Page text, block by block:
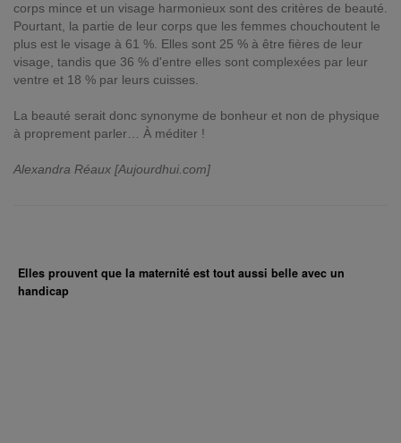
corps mince et un visage harmonieux sont des critères de beauté.
Pourtant, la partie de leur corps que les femmes chouchoutent le
plus est le visage à 61 %. Elles sont 25 % à être fières de leur
visage, tandis que 36 % d'entre elles sont complexées par leur
ventre et 18 % par leurs cuisses.
La beauté serait donc synonyme de bonheur et non de physique
à proprement parler… À méditer !
Alexandra Réaux [Aujourdhui.com]
Elles prouvent que la maternité est tout aussi belle avec un
handicap